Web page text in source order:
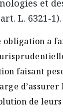
et
L. 6321-1).
a
faisant
d’assurer
de leurs